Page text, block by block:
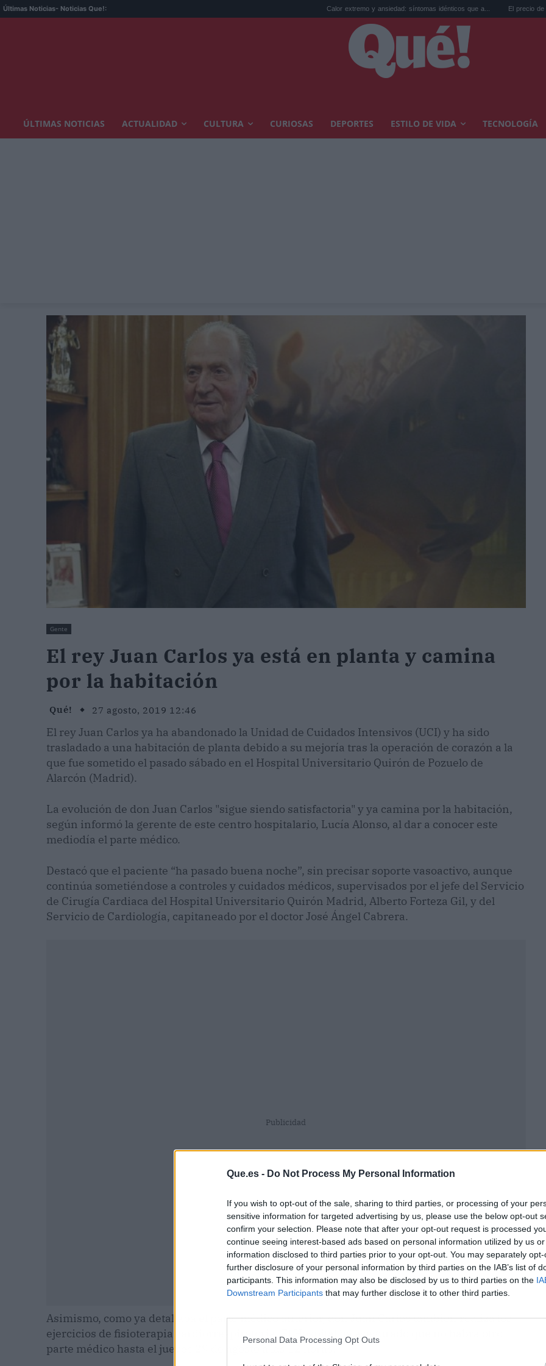
Que.es - Do Not Process My Personal Information
If you wish to opt-out of the sale, sharing to third parties, or processing of your
sensitive information for targeted advertising by us, please use the below opt-out
confirm your selection. Please note that after your opt-out request is processed
continue seeing interest-based ads based on personal information utilized by us
information disclosed to third parties prior to your opt-out. You may separately
further disclosure of your personal information by third parties on the IAB’s list of
participants. This information may also be disclosed by us to third parties on the
Downstream Participants that may further disclose it to other third parties.
Personal Data Processing Opt Outs
Últimas Noticias- Noticias Que!: Calor extremo y ansiedad: síntomas idénticos que a... El precio de la vivienda en
ÚLTIMAS NOTICIAS ACTUALIDAD CULTURA CURIOSAS DEPORTES ESTILO DE VIDA TECNOLOGÍA
Gente
El rey Juan Carlos ya está en planta y camina
por la habitación
Qué! 27 agosto, 2019 12:46
El rey Juan Carlos ya ha abandonado la Unidad de Cuidados Intensivos (UCI) y ha sido
trasladado a una habitación de planta debido a su mejoría tras la operación de corazón a la
que fue sometido el pasado sábado en el Hospital Universitario Quirón de Pozuelo de
Alarcón (Madrid).
La evolución de don Juan Carlos "sigue siendo satisfactoria" y ya camina por la habitación,
según informó la gerente de este centro hospitalario, Lucía Alonso, al dar a conocer este
mediodía el parte médico.
Destacó que el paciente “ha pasado buena noche”, sin precisar soporte vasoactivo, aunque
continúa sometiéndose a controles y cuidados médicos, supervisados por el jefe del Servicio
de Cirugía Cardiaca del Hospital Universitario Quirón Madrid, Alberto Forteza Gil, y del
Servicio de Cardiología, capitaneado por el doctor José Ángel Cabrera.
Publicidad
Asimismo, como ya detallaba el parte médico anterior, don Juan Carlos también realiza los
ejercicios de fisioterapia cardiorrespiratoria. El Hospital ha asegurado que no habrá otro
parte médico hasta el jueves 29 de agosto a las 12 horas.